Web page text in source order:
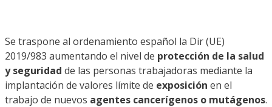
Se traspone al ordenamiento español la Dir (UE)
2019/983 aumentando el nivel de protección de la salud
y seguridad de las personas trabajadoras mediante la
implantación de valores límite de exposición en el
trabajo de nuevos agentes cancerígenos o mutágenos.